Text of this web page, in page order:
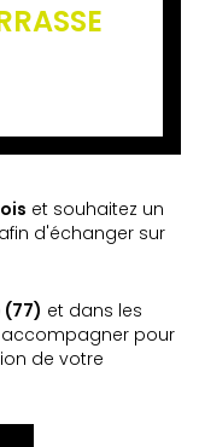
et souhaitez un
d'échanger sur
et dans les
pour
de votre